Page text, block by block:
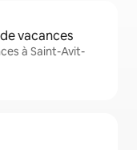
vacances
à Saint-Avit-